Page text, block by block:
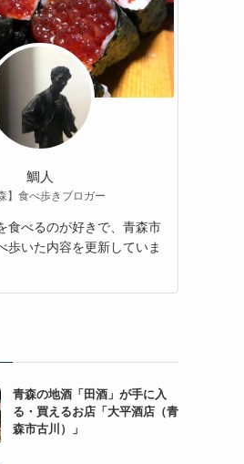
鯛人
】食べ歩きブロガー
食べるのが好きで、青森市
歩いた内容を更新していま
青森の地酒「田酒」が手に入
る・買えるお店「大平酒店（青
森市古川）」